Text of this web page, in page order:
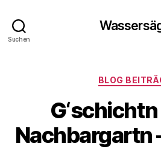
Suchen
BLOG
G‘schichtn
Nachbargartn